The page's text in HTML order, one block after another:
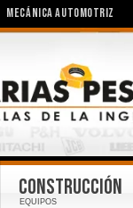
MECÁNICA AUTOMOTRIZ
CONSTRUCCIÓN
EQUIPOS